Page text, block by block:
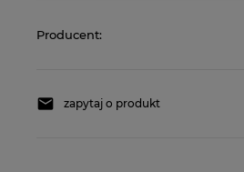
Producent:
zapytaj o produkt